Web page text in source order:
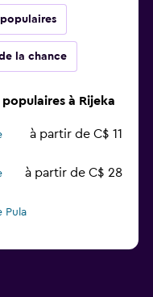
la chance
à Rijeka
à partir de C$ 11
à partir de C$ 28
Pula